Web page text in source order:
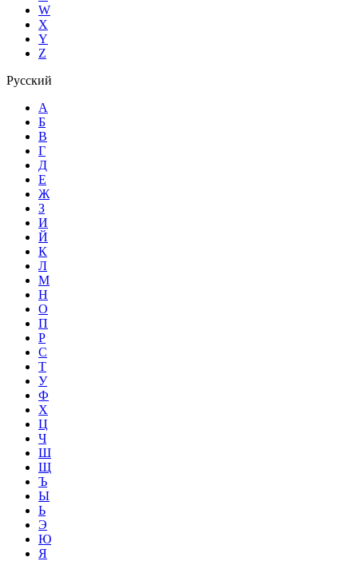
W
X
Y
Z
Русский
А
Б
В
Г
Д
Е
Ж
З
И
Й
К
Л
М
Н
О
П
Р
С
Т
У
Ф
Х
Ц
Ч
Ш
Щ
Ъ
Ы
Ь
Э
Ю
Я